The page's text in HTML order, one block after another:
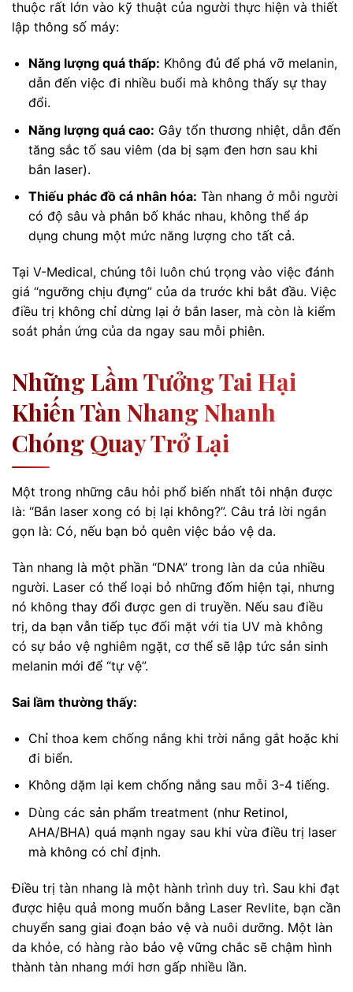
thuộc rất lớn vào kỹ thuật của người thực hiện và thiết
lập thông số máy:
Năng lượng quá thấp: Không đủ để phá vỡ melanin,
dẫn đến việc đi nhiều buổi mà không thấy sự thay
đổi.
Năng lượng quá cao: Gây tổn thương nhiệt, dẫn đến
tăng sắc tố sau viêm (da bị sạm đen hơn sau khi
bắn laser).
Thiếu phác đồ cá nhân hóa: Tàn nhang ở mỗi người
có độ sâu và phân bố khác nhau, không thể áp
dụng chung một mức năng lượng cho tất cả.
Tại V-Medical, chúng tôi luôn chú trọng vào việc đánh
giá “ngưỡng chịu đựng” của da trước khi bắt đầu. Việc
điều trị không chỉ dừng lại ở bắn laser, mà còn là kiểm
soát phản ứng của da ngay sau mỗi phiên.
Những Lầm Tưởng Tai Hại
Khiến Tàn Nhang Nhanh
Chóng Quay Trở Lại
Một trong những câu hỏi phổ biến nhất tôi nhận được
là: “Bắn laser xong có bị lại không?”. Câu trả lời ngắn
gọn là: Có, nếu bạn bỏ quên việc bảo vệ da.
Tàn nhang là một phần “DNA” trong làn da của nhiều
người. Laser có thể loại bỏ những đốm hiện tại, nhưng
nó không thay đổi được gen di truyền. Nếu sau điều
trị, da bạn vẫn tiếp tục đối mặt với tia UV mà không
có sự bảo vệ nghiêm ngặt, cơ thể sẽ lập tức sản sinh
melanin mới để “tự vệ”.
Sai lầm thường thấy:
Chỉ thoa kem chống nắng khi trời nắng gắt hoặc khi
đi biển.
Không dặm lại kem chống nắng sau mỗi 3-4 tiếng.
Dùng các sản phẩm treatment (như Retinol,
AHA/BHA) quá mạnh ngay sau khi vừa điều trị laser
mà không có chỉ định.
Điều trị tàn nhang là một hành trình duy trì. Sau khi đạt
được hiệu quả mong muốn bằng Laser Revlite, bạn cần
chuyển sang giai đoạn bảo vệ và nuôi dưỡng. Một làn
da khỏe, có hàng rào bảo vệ vững chắc sẽ chậm hình
thành tàn nhang mới hơn gấp nhiều lần.